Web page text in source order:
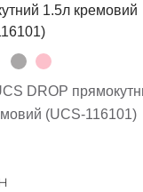
DROP
(UCS-116101)